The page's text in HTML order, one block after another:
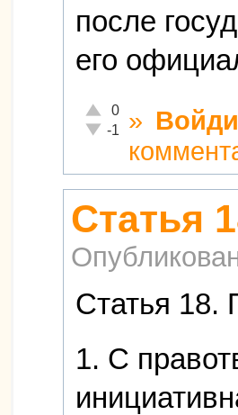
после
его
Отлично!
0
Неадекватно!
-1 »
Статья
Статья 18.
1. С